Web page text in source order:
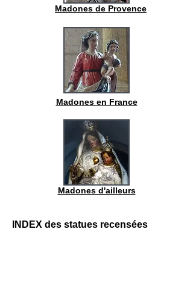
Madones de Provence
Madones en France
Madones d'ailleurs
INDEX des statues recensées